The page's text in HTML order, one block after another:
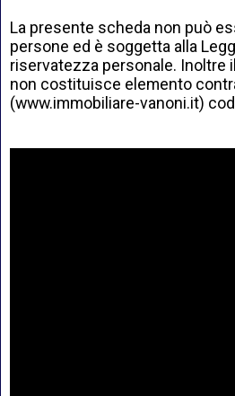
La presente scheda non può
persone ed è soggetta alla
riservatezza personale. Inoltre
non costituisce elemento
(www.immobiliare-vanoni.it)